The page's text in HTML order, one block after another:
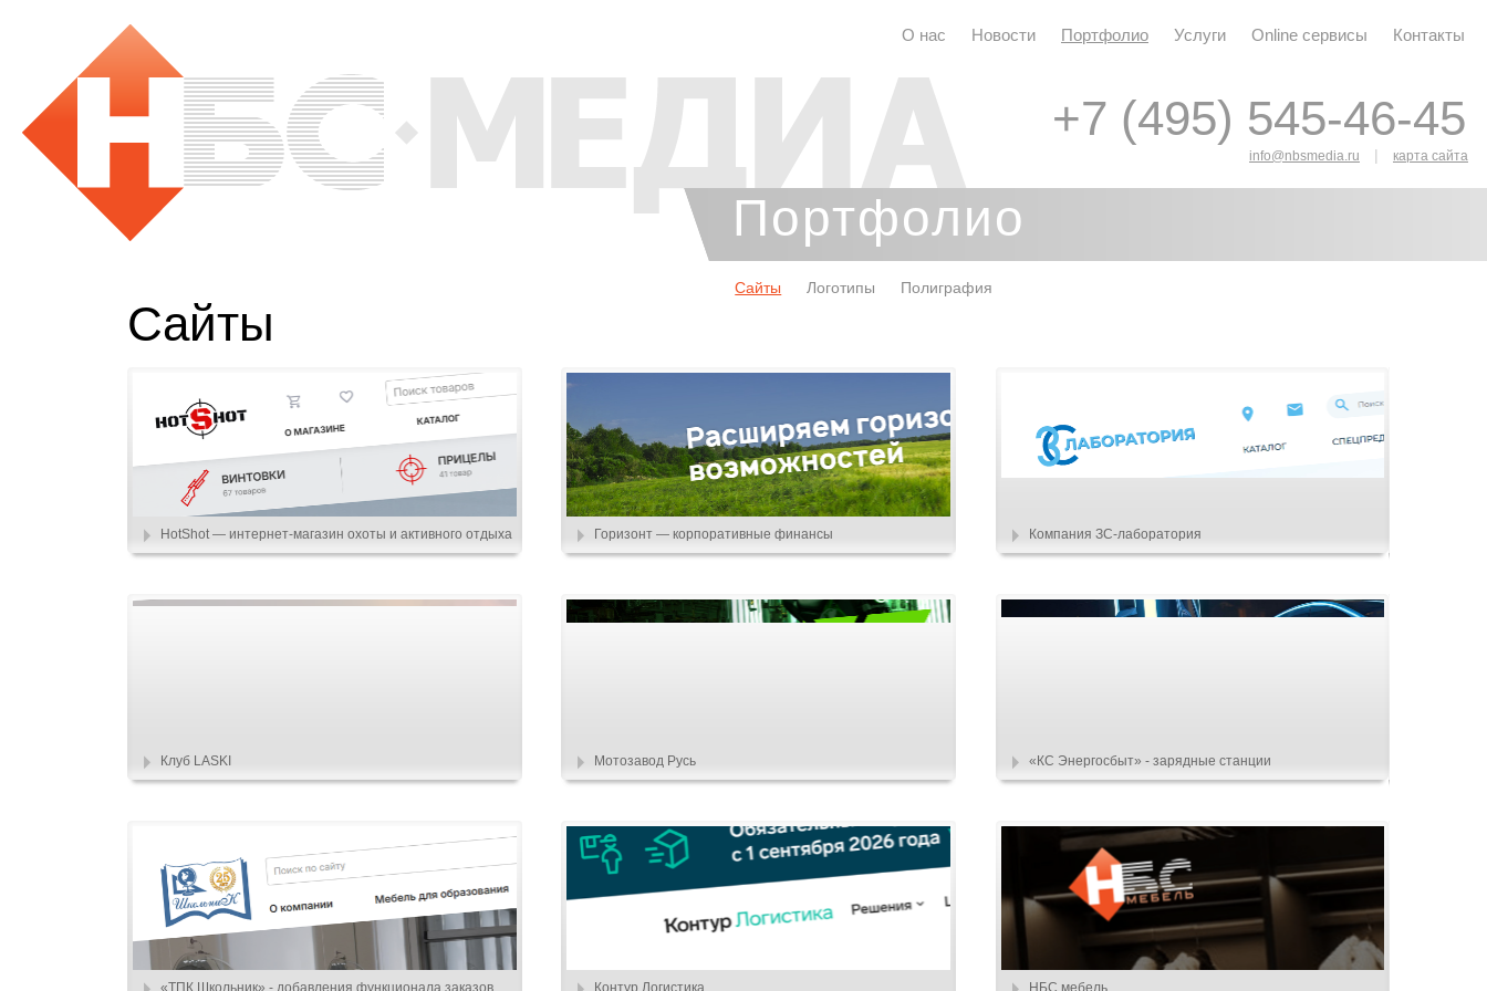
О нас Новости Портфолио Услуги Online сервисы Контакты
+7 (495) 545-46-45
+7 (495) 545-46-45
info@nbsmedia.ru | карта сайта
Портфолио
Сайты Логотипы Полиграфия
Сайты
HotShot — интернет-магазин охоты и активного отдыха Горизонт — корпоративные финансы Компания ЗС-лаборатория
Клуб LASKI Мотозавод Русь «КС Энергосбыт» - зарядные станции
«ТПК Школьник» - добавления функционала заказов Контур.Логистика НБС мебель